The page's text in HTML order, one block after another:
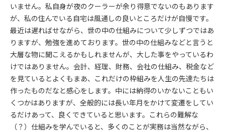
いません。私自身が夜のクーラーが余り得意でないのもあります
が、私の住んでいる自宅は風通しの良いところだけが自慢です。
最近は遅ればせながら、世の中の仕組みについて少しずつではあ
りますが、勉強を進めております。世の中の仕組みなどと言うと
大層な物に聞こえるかもしれませんが、大した事をやっているわ
けではありません。会計、経理、財務、会社の仕組み、税金など
を見ているとよくもまあ、これだけの枠組みを人生の先達たちは
作ったものだなと感心をします。中には納得のいかないこともい
くつかはありますが、全般的には長い年月をかけて変遷をしてい
るだけあって、良くできていると思います。これらの難解な
（？）仕組みを学んでいると、多くのことが実務は当然ながら、